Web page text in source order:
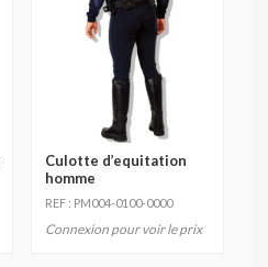
Culotte d’equitation
homme
REF : PM004-0100-0000
Connexion pour voir le prix